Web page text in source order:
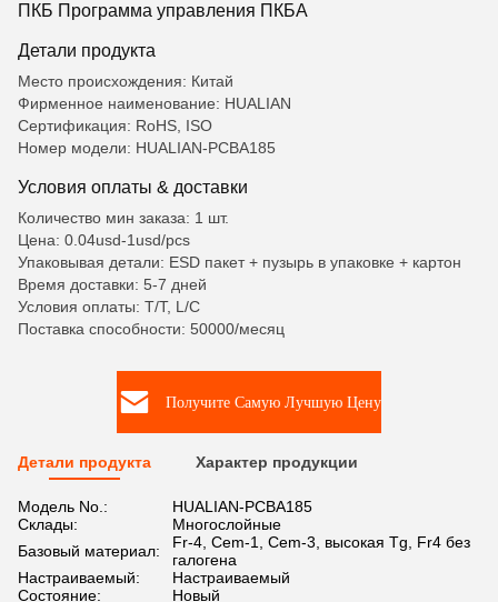
ПКБ Программа управления ПКБА
Детали продукта
Место происхождения: Китай
Фирменное наименование: HUALIAN
Сертификация: RoHS, ISO
Номер модели: HUALIAN-PCBA185
Условия оплаты & доставки
Количество мин заказа: 1 шт.
Цена: 0.04usd-1usd/pcs
Упаковывая детали: ESD пакет + пузырь в упаковке + картон
Время доставки: 5-7 дней
Условия оплаты: T/T, L/C
Поставка способности: 50000/месяц
Получите Самую Лучшую Цену
Детали продукта Характер продукции
Модель No.:
HUALIAN-PCBA185
Склады:
Многослойные
Базовый материал:
Fr-4, Cem-1, Cem-3, высокая Tg, Fr4 без
галогена
Настраиваемый:
Настраиваемый
Состояние:
Новый